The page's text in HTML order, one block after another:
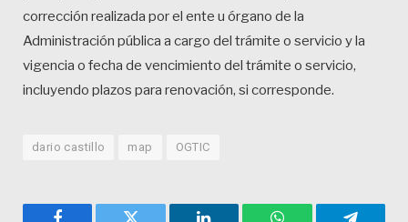
corrección realizada por el ente u órgano de la
Administración pública a cargo del trámite o servicio y la
vigencia o fecha de vencimiento del trámite o servicio,
incluyendo plazos para renovación, si corresponde.
dario castillo map OGTIC